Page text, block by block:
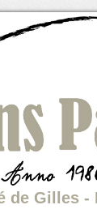
de Gilles -